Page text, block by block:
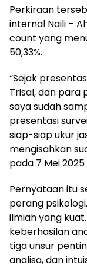
Perkiraan
internal Naili –
count yang
50,33%.
“Sejak
Trisal, dan para
saya sudah
presentasi
siap-siap ukur
mengisahkan
pada 7 Mei
Pernyataan itu
perang
ilmiah yang
keberhasilan
tiga unsur
analisa, dan